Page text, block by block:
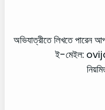
অভিযাত্রীতে লিখতে পারেন
ই-মেইল: